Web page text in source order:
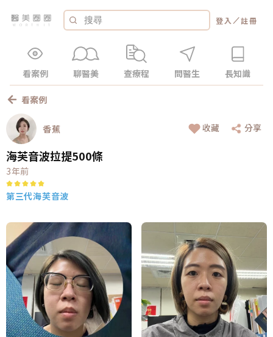
登入 ／註冊
看案例 聊醫美 查療程 問醫生 長知識
看案例
香蕉 收藏 分享
海芙音波拉提500條
3年前
第三代海芙音波